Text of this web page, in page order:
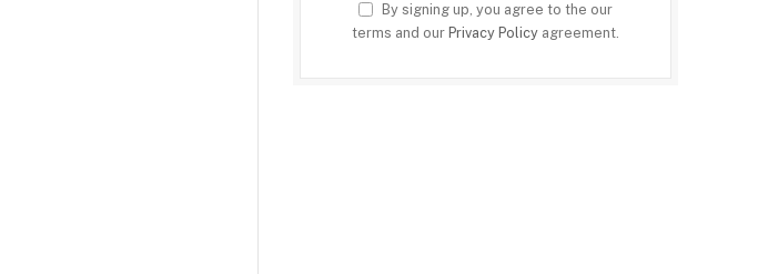
By signing up, you agree to the our
terms and our Privacy Policy agreement.